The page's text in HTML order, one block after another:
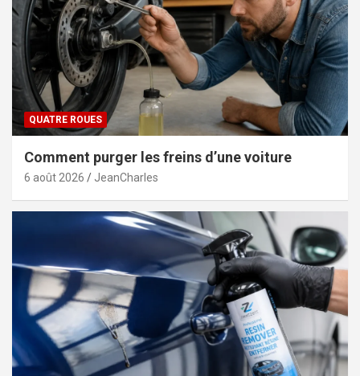
QUATRE ROUES
Comment purger les freins d’une voiture
6 août 2026 JeanCharles